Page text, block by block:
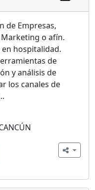
de Empresas,
Marketing o afín.
hospitalidad.
de
y análisis de
los canales de